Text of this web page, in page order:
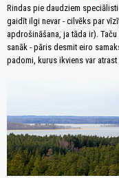
Rindas pie daudziem
gaidīt ilgi nevar - cilvēks par
apdrošināšana, ja tāda ir).
sanāk - pāris desmit eiro
padomi, kurus ikviens var atrast